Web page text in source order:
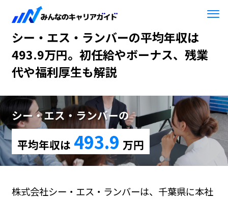
HOME シー・エス・ランバー
シー・エス・ランバーの平均年収は
493.9万円。初任給やボーナス、残業
代や福利厚生も解説
シー・エス・ランバーの
平均年収は 493.9 万円
株式会社シー・エス・ランバーは、千葉県に本社